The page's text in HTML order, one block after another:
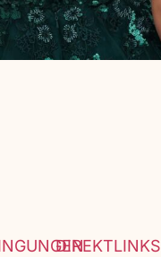
DIREKTLINKS